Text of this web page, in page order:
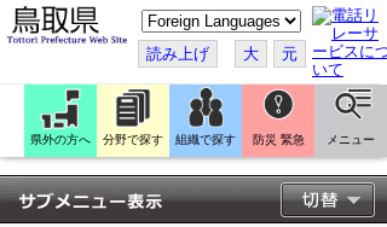
こ
の
ペ
ー
ジ
翻
訳
す
る
読み上げ 大 元
県外の方へ 分野で探す 組織で探す 防災 緊急 メニュー